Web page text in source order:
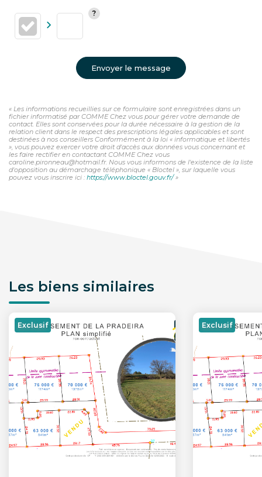
Envoyer le message
« Les informations recueillies sur ce formulaire sont enregistrées dans un
fichier informatisé par COMME Chez vous pour gérer votre demande de
contact. Elles sont conservées pour la durée nécessaire à la gestion de la
relation client dans le respect des prescriptions légales applicables et sont
destinées à nos conseillers Conformément à la loi « informatique et libertés
», vous pouvez exercer votre droit d'accès aux données vous concernant et
les faire rectifier en contactant COMME Chez vous
caroline.pironneau@hotmail.fr. Nous vous informons de l'existence de la liste
d'opposition au démarchage téléphonique « Bloctel », sur laquelle vous
pouvez vous inscrire ici : https://www.bloctel.gouv.fr/»
Les biens similaires
Exclusif Exclusif